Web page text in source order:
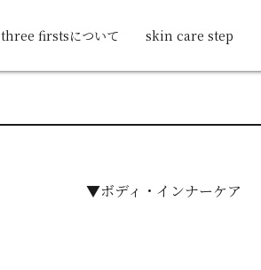
three firstsについて skin care step
▼ボディ・インナーケア